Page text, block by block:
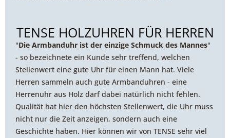
TENSE HOLZUHREN FÜR HERREN
"Die Armbanduhr ist der einzige Schmuck des Mannes"
- so bezeichnete ein Kunde sehr treffend, welchen
Stellenwert eine gute Uhr für einen Mann hat. Viele
Herren sammeln auch gute Armbanduhren - eine
Herrenuhr aus Holz darf dabei natürlich nicht fehlen.
Qualität hat hier den höchsten Stellenwert, die Uhr muss
nicht nur die Zeit anzeigen, sondern auch eine
Geschichte haben. Hier können wir von TENSE sehr viel